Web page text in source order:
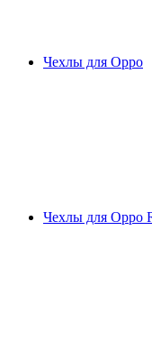
Чехлы для Oppo
Чехлы для Oppo